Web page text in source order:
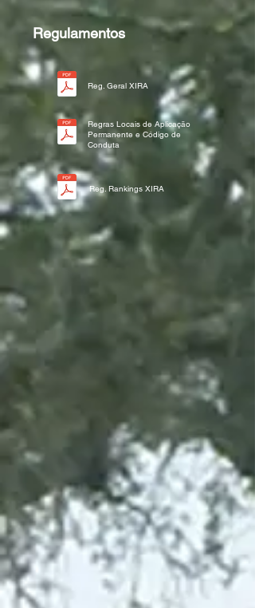
Regulamentos
Reg. Geral XIRA
Regras Locais de Aplicação
Permanente e Código de
Conduta
Reg. Rankings XIRA